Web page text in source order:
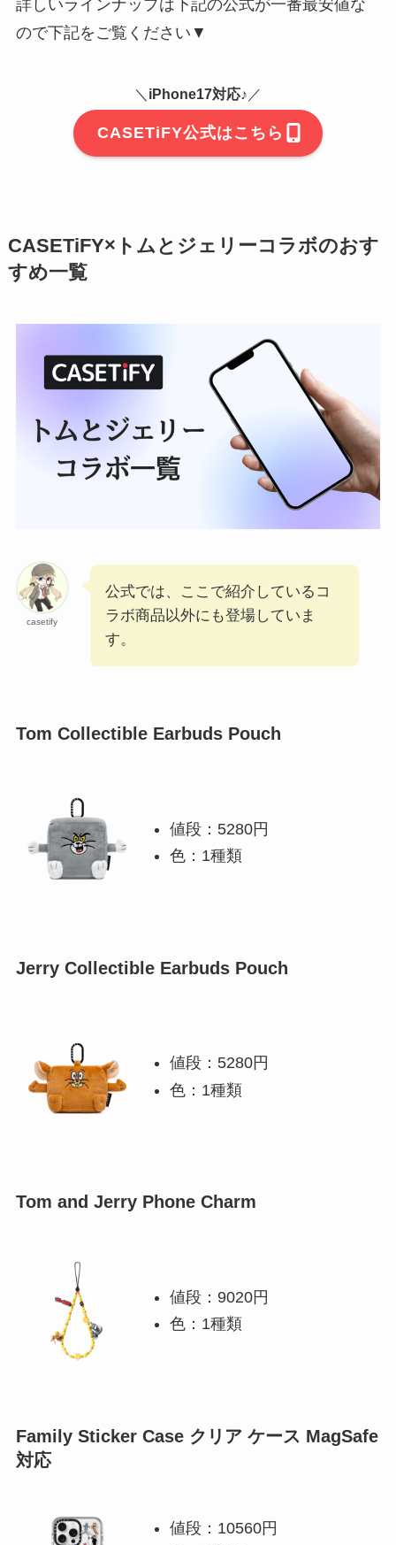
詳しいラインナップは下記の公式が一番最安値な
ので下記をご覧ください▼
＼ iPhone17対応♪ ／
CASETiFY公式はこちら
CASETiFY×トムとジェリーコラボのおす
すめ一覧
casetify
公式では、ここで紹介しているコ
ラボ商品以外にも登場していま
す。
Tom Collectible Earbuds Pouch
値段：5280円
色：1種類
Jerry Collectible Earbuds Pouch
値段：5280円
色：1種類
Tom and Jerry Phone Charm
値段：9020円
色：1種類
Family Sticker Case クリア ケース MagSafe
対応
値段：10560円